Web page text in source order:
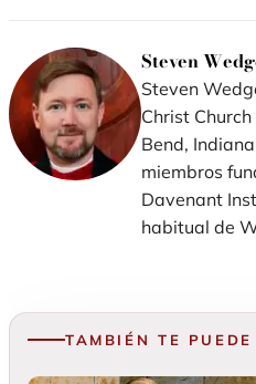
Steven
Steven
Christ
Bend,
miembros
Davenant
habitual de
TAMBIÉN TE PUEDE